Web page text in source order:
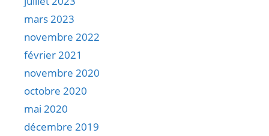
mars 2023
novembre 2022
février 2021
novembre 2020
octobre 2020
mai 2020
décembre 2019